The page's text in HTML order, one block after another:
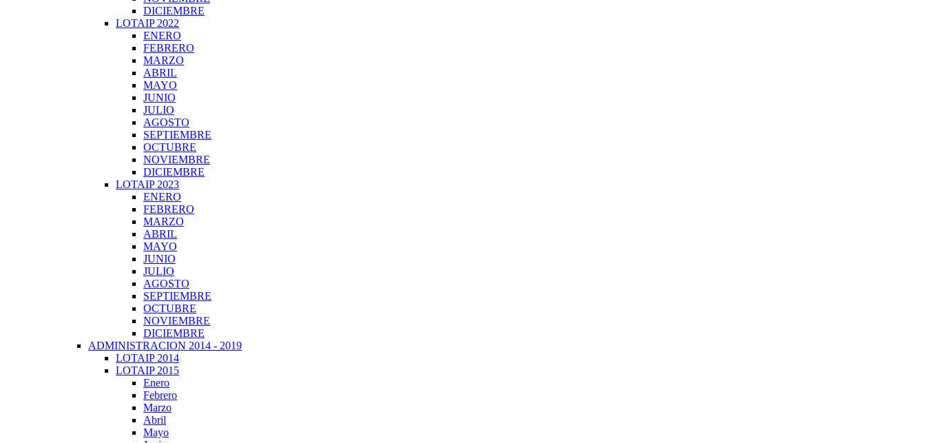
DICIEMBRE
LOTAIP 2022
ENERO
FEBRERO
MARZO
ABRIL
MAYO
JUNIO
JULIO
AGOSTO
SEPTIEMBRE
OCTUBRE
NOVIEMBRE
DICIEMBRE
LOTAIP 2023
ENERO
FEBRERO
MARZO
ABRIL
MAYO
JUNIO
JULIO
AGOSTO
SEPTIEMBRE
OCTUBRE
NOVIEMBRE
DICIEMBRE
ADMINISTRACION 2014 - 2019
LOTAIP 2014
LOTAIP 2015
Enero
Febrero
Marzo
Abril
Mayo